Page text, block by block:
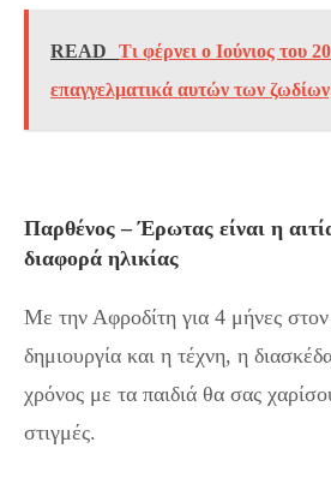
READ
Τι φέρνει ο Ιούνιος του
επαγγελματικά αυτών των
Παρθένος – Έρωτας είναι η
διαφορά ηλικίας
Με την Αφροδίτη για 4 μήνες
δημιουργία και η τέχνη, η
χρόνος με τα παιδιά θα σας
στιγμές.